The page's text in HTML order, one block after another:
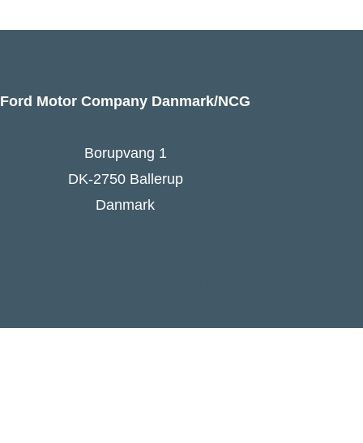
Ford Motor Company Danmark/NCG
Borupvang 1
DK-2750 Ballerup
Danmark